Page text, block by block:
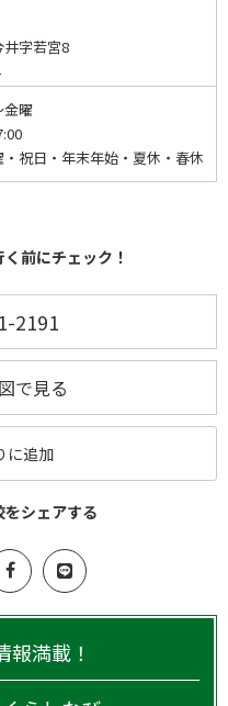
字若宮8
曜
祝日・年末年始・夏休・春休
前にチェック！
2191
で見る
に追加
シェアする
満載！